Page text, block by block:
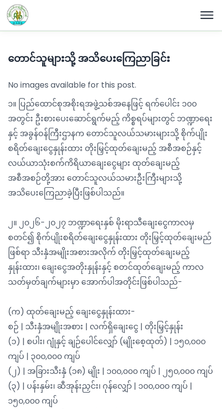
တောင်သူများသို့ အသိပေးကြေညာခြင်း
No images available for this post.
၁။ ပြည်ထောင်စုအစိုးရအဖွဲ့သစ်အနေဖြင့် ရက်ပေါင်း ၁၀၀
အတွင်း ဦးစားပေးဆောင်ရွက်မည့် ကိစ္စရပ်များတွင် ဘဏ္ဍာရေး
နှင့် အခွန်ဝန်ကြီးဌာနက တောင်သူလယ်သမားများသို့ စိုက်ပျိုး
စရိတ်ချေးငွေနှုန်းထား တိုးမြှင့်ထုတ်ချေးမည့် အစီအစဉ်နှင့်
လယ်ယာသုံးစက်ကိရိယာချေးငွေများ ထုတ်ချေးမည့်
အစီအစဉ်တို့အား တောင်သူလယ်သမားဦးကြီးများသို့
အသိပေးကြေညာခဲ့ပြီးဖြစ်ပါသည်။
၂။ ၂၀၂၆-၂၀၂၇ ဘဏ္ဍာရေးနှစ် မိုးရာသီချေးငွေကာလမှ
စတင်၍ စိုက်ပျိုးစရိတ်ချေးငွေနှုန်းထား တိုးမြှင့်ထုတ်ချေးမည်
ဖြစ်ရာ သီးနှံအမျိုးအစားအလိုက် တိုးမြှင့်ထုတ်ချေးမည့်
နှုန်းထား၊ ချေးငွေအတိုးနှုန်းနှင့် စတင်ထုတ်ချေးမည့် ကာလ
သတ်မှတ်ချက်များမှာ အောက်ပါအတိုင်းဖြစ်ပါသည်-
(က) ထုတ်ချေးမည့် ချေးငွေနှုန်းထား-
စဉ် | သီးနှံအမျိုးအစား | လက်ရှိချေးငွေ | တိုးမြှင့်နှုန်း
(၁) | စပါး၊ ဂျုံနှင့် ချဉ်ပေါင်လျှော် (မျိုးစေ့ထုတ်) | ၁၅၀,၀၀၀
ကျပ် | ၃၀၀,၀၀၀ ကျပ်
(၂) | အခြားသီးနှံ (၁၈) မျိုး | ၁၀၀,၀၀၀ ကျပ် | ၂၅၀,၀၀၀ ကျပ်
(၃) | ပန်းနှမ်း၊ ဆီအုန်းညှင်း၊ ဂုန်လျှော် | ၁၀၀,၀၀၀ ကျပ် |
၁၅၀,၀၀၀ ကျပ်